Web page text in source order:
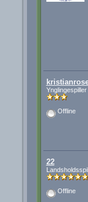
Ynglingespiller
Offline
22
Offline